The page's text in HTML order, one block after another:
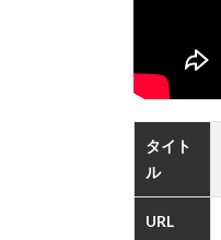
タイト
ル
URL